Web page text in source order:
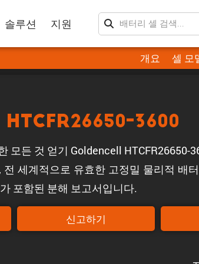
솔루션 지원
개요 셀 모
3600
모든 것 얻기 Goldencell HTCFR26650-
세계적으로 유효한 고정밀 물리적 배
포함된 분해 보고서입니다.
신고하기